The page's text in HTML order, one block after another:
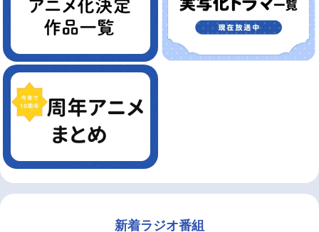
新着ラジオ番組